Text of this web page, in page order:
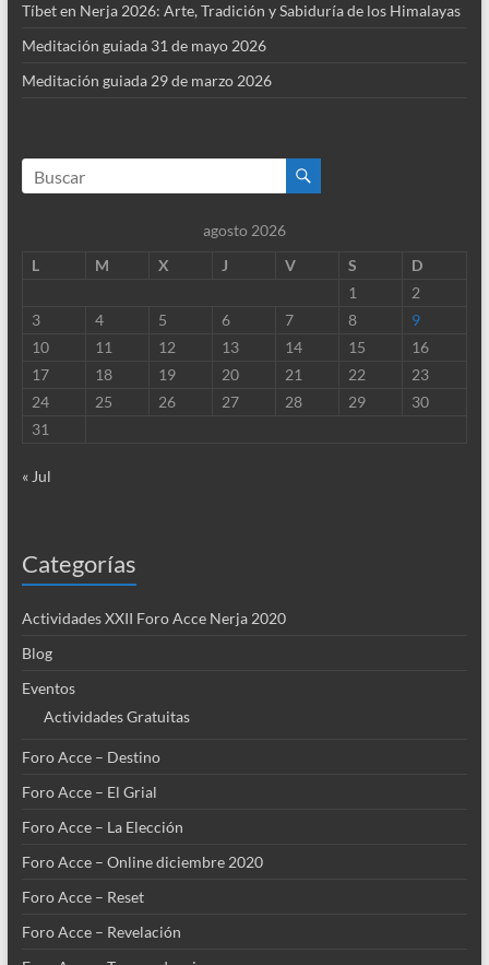
Tíbet en Nerja 2026: Arte, Tradición y Sabiduría de los Himalayas
Meditación guiada 31 de mayo 2026
Meditación guiada 29 de marzo 2026
agosto 2026
L
M X J V S
D
1
2
3
4 5 6 7 8
9
10
11 12 13 14 15
16
17
18 19 20 21 22
23
24
25 26 27 28 29
30
31
« Jul
Categorías
Actividades XXII Foro Acce Nerja 2020
Blog
Eventos
Actividades Gratuitas
Foro Acce – Destino
Foro Acce – El Grial
Foro Acce – La Elección
Foro Acce – Online diciembre 2020
Foro Acce – Reset
Foro Acce – Revelación